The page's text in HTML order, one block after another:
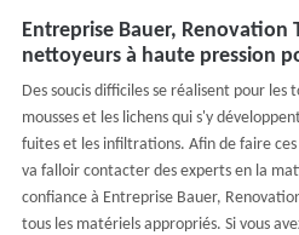
Entreprise Bauer, Renovation
nettoyeurs à haute pression
Des soucis difficiles se réalisent pour
mousses et les lichens qui s'y
fuites et les infiltrations. Afin de faire
va falloir contacter des experts en la
confiance à Entreprise Bauer,
tous les matériels appropriés. Si vous